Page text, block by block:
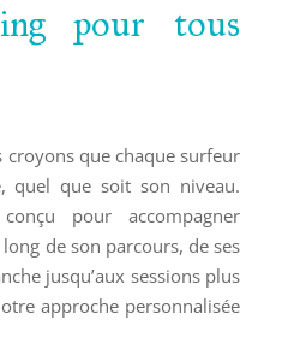
pour tous
croyons que chaque surfeur
quel que soit son niveau.
pour accompagner
de son parcours, de ses
jusqu’aux sessions plus
approche personnalisée